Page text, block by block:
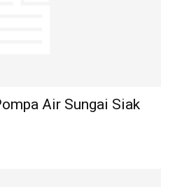
Air Sungai Siak